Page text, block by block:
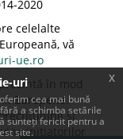
2020
celelalte
vă
ue.ro
în mod
Europene.
și
inițiatorilor
uri
cea mai bună
a schimba setările
sunteți fericit pentru a
site.
x